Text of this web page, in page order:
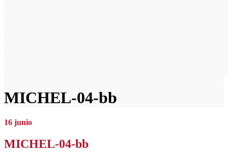
MICHEL-04-bb
16 junio
MICHEL-04-bb